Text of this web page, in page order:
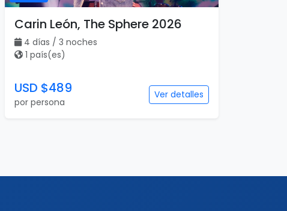
Carin León, The Sphere 2026
4 días / 3 noches
1 país(es)
USD $489
por persona
Ver detalles